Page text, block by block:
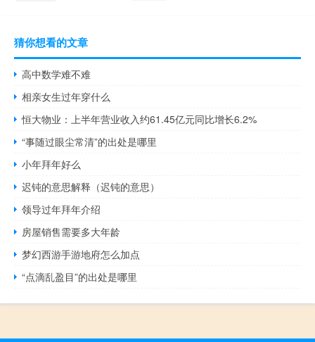
猜你想看的文章
高中数学难不难
相亲女生过年穿什么
恒大物业：上半年营业收入约61.45亿元同比增长6.2%
“事随过眼尘常清”的出处是哪里
小年拜年好么
迟钝的意思解释（迟钝的意思）
领导过年拜年介绍
房屋销售需要多大年龄
梦幻西游手游地府怎么加点
“点滴乱盈目”的出处是哪里